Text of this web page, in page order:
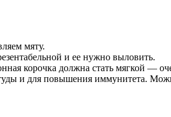
мяту.
и ее нужно выловить.
корочка должна стать мягкой —
и для повышения иммунитета.